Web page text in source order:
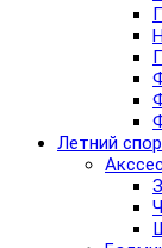
Летний